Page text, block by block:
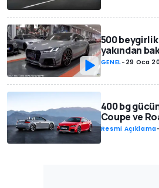
500 beygirlik
yakından
GENEL- 29 Oca
400 bg
Coupe ve
Resmi Açıklama-